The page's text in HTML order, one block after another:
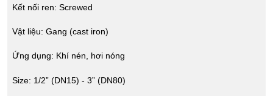
Kết nối ren: Screwed
Vật liệu: Gang (cast iron)
Ứng dụng: Khí nén, hơi nóng
Size: 1/2” (DN15) - 3” (DN80)